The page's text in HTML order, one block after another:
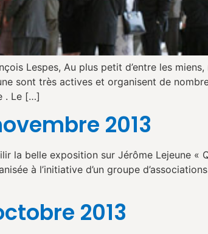
Lespes, Au plus petit d’entre les
sont très actives et organisent de
. Le […]
2013
belle exposition sur Jérôme Lejeune «
à l’initiative d’un groupe
2013